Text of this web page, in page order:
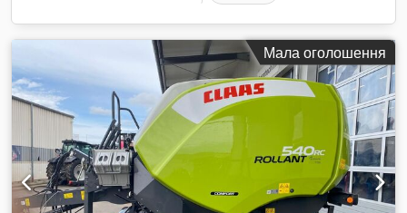
Мала оголошення